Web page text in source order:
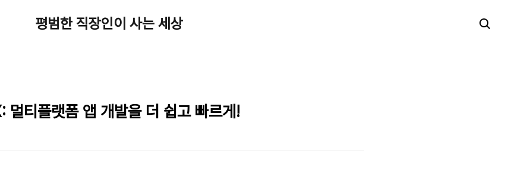
평범한 직장인이 사는 세상
티플랫폼 앱 개발을 더 쉽고 빠르게!